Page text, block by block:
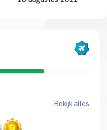
Bekijk alles